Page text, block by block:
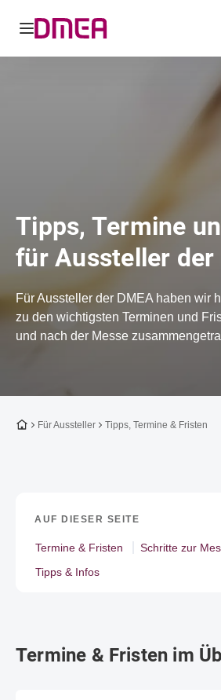
Navigation öffnen
Tipps, Termine
für Aussteller der
Für Aussteller der DMEA haben wir
zu den wichtigsten Terminen und
und nach der Messe
Zur Startseite
Für Aussteller Tipps, Termine & Fristen
AUF DIESER SEITE
Termine & Fristen
Schritte zur
Tipps & Infos
Termine & Fristen im